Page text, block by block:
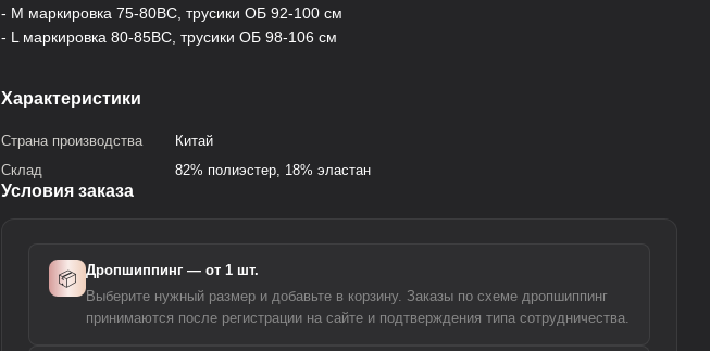
- M маркировка 75-80ВС, трусики ОБ 92-100 см
- L маркировка 80-85BC, трусики ОБ 98-106 см
Характеристики
Страна производства
Китай
Склад
82% полиэстер, 18% эластан
Условия заказа
📦 Дропшиппинг — от 1 шт.
Выберите нужный размер и добавьте в корзину. Заказы по схеме дропшиппинг
принимаются после регистрации на сайте и подтверждения типа сотрудничества.